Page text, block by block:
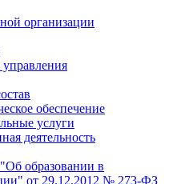
организации
обеспечение
услуги
деятельность
образовании в
от 29.12.2012 № 273-ФЗ